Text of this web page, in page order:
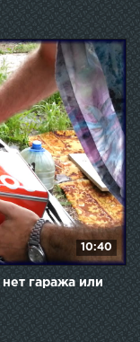
10:40
нет гаража или